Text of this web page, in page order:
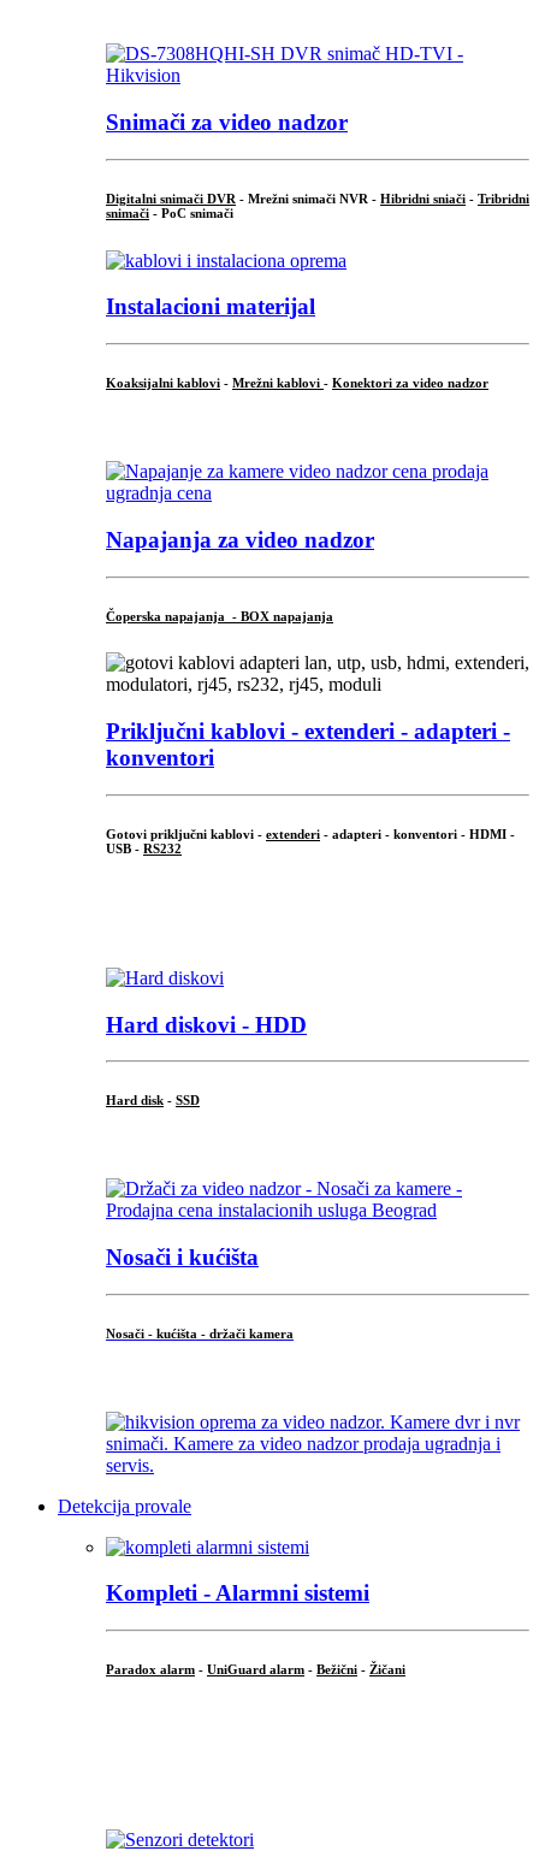
Snimači za video nadzor
Digitalni snimači DVR - Mrežni snimači NVR - Hibridni sniači - Tribridni
snimači - PoC snimači
Instalacioni materijal
Koaksijalni kablovi - Mrežni kablovi - Konektori za video nadzor
Napajanja za video nadzor
Čoperska napajanja - BOX napajanja
Priključni kablovi - extenderi - adapteri -
konventori
Gotovi priključni kablovi - extenderi - adapteri - konventori - HDMI -
USB - RS232
Hard diskovi - HDD
Hard disk - SSD
Nosači i kućišta
Nosači - kućišta - držači kamera
Detekcija provale
Kompleti - Alarmni sistemi
Paradox alarm - UniGuard alarm - Bežični - Žičani